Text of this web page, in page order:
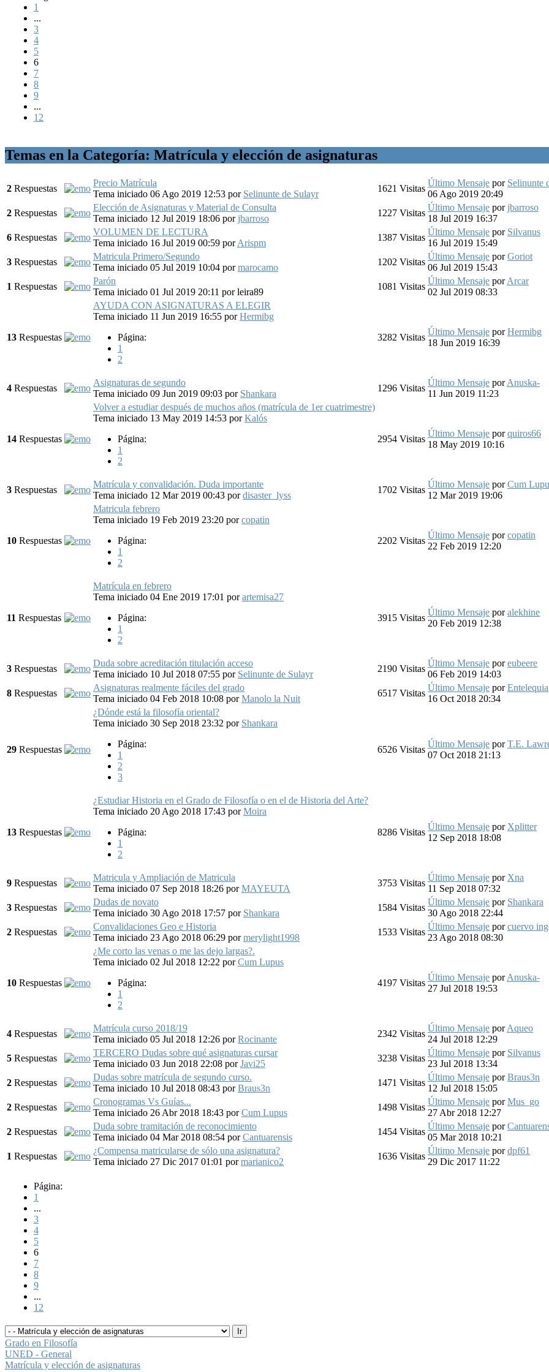
1
...
3
4
5
6
7
8
9
...
12
Temas en la Categoría: Matrícula y elección de asignaturas
2 Respuestas
Precio Matrícula
Tema iniciado 06 Ago 2019 12:53 por Selinunte de Sulayr
1621 Visitas
Último Mensaje por Selinunte
06 Ago 2019 20:49
2 Respuestas
Elección de Asignaturas y Material de Consulta
Tema iniciado 12 Jul 2019 18:06 porjbarroso
1227 Visitas
Último Mensaje porjbarroso
18 Jul 2019 16:37
6 Respuestas
VOLUMEN DE LECTURA
Tema iniciado 16 Jul 2019 00:59 porArispm
1387 Visitas
Último Mensaje por Silvanus
16 Jul 2019 15:49
3 Respuestas
Matricula Primero/Segundo
Tema iniciado 05 Jul 2019 10:04 pormarocamo
1202 Visitas
Último Mensaje porGoriot
06 Jul 2019 15:43
1 Respuestas
Parón
Tema iniciado 01 Jul 2019 20:11 porleira89
1081 Visitas
Último Mensaje porArcar
02 Jul 2019 08:33
13 Respuestas
AYUDA CON ASIGNATURAS A ELEGIR
Tema iniciado 11 Jun 2019 16:55 porHermibg
Página:
1
2
3282 Visitas
Último Mensaje porHermibg
18 Jun 2019 16:39
4 Respuestas
Asignaturas de segundo
Tema iniciado 09 Jun 2019 09:03 por Shankara
1296 Visitas
Último Mensaje porAnuska-
11 Jun 2019 11:23
14 Respuestas
Volver a estudiar después de muchos años (matrícula de 1er cuatrimestre)
Tema iniciado 13 May 2019 14:53 porKalós
Página:
1
2
2954 Visitas
Último Mensaje porquiros66
18 May 2019 10:16
3 Respuestas
Matrícula y convalidación. Duda importante
Tema iniciado 12 Mar 2019 00:43 pordisaster_lyss
1702 Visitas
Último Mensaje porCum
12 Mar 2019 19:06
10 Respuestas
Matricula febrero
Tema iniciado 19 Feb 2019 23:20 porcopatin
Página:
1
2
2202 Visitas
Último Mensaje porcopatin
22 Feb 2019 12:20
11 Respuestas
Matrícula en febrero
Tema iniciado 04 Ene 2019 17:01 porartemisa27
Página:
1
2
3915 Visitas
Último Mensaje poralekhine
20 Feb 2019 12:38
3 Respuestas
Duda sobre acreditación titulación acceso
Tema iniciado 10 Jul 2018 07:55 por Selinunte de Sulayr
2190 Visitas
Último Mensaje poreubeere
06 Feb 2019 14:03
8 Respuestas
Asignaturas realmente fáciles del grado
Tema iniciado 04 Feb 2018 10:08 porManolo la Nuit
6517 Visitas
Último Mensaje porEntelequia
16 Oct 2018 20:34
29 Respuestas
¿Dónde está la filosofía oriental?
Tema iniciado 30 Sep 2018 23:32 por Shankara
Página:
1
2
3
6526 Visitas
Último Mensaje porT.E.
07 Oct 2018 21:13
13 Respuestas
¿Estudiar Historia en el Grado de Filosofía o en el de Historia del Arte?
Tema iniciado 20 Ago 2018 17:43 porMoira
Página:
1
2
8286 Visitas
Último Mensaje por Xplitter
12 Sep 2018 18:08
9 Respuestas
Matricula y Ampliación de Matricula
Tema iniciado 07 Sep 2018 18:26 porMAYEUTA
3753 Visitas
Último Mensaje por Xna
11 Sep 2018 07:32
3 Respuestas
Dudas de novato
Tema iniciado 30 Ago 2018 17:57 por Shankara
1584 Visitas
Último Mensaje por Shankara
30 Ago 2018 22:44
2 Respuestas
Convalidaciones Geo e Historia
Tema iniciado 23 Ago 2018 06:29 pormerylight1998
1533 Visitas
Último Mensaje porcuervo
23 Ago 2018 08:30
10 Respuestas
¿Me corto las venas o me las dejo largas?.
Tema iniciado 02 Jul 2018 12:22 porCum Lupus
Página:
1
2
4197 Visitas
Último Mensaje porAnuska-
27 Jul 2018 19:53
4 Respuestas
Matrícula curso 2018/19
Tema iniciado 05 Jul 2018 12:26 porRocinante
2342 Visitas
Último Mensaje porAqueo
24 Jul 2018 12:29
5 Respuestas
TERCERO Dudas sobre qué asignaturas cursar
Tema iniciado 03 Jun 2018 22:08 porJavi25
3238 Visitas
Último Mensaje por Silvanus
23 Jul 2018 13:34
2 Respuestas
Dudas sobre matrícula de segundo curso.
Tema iniciado 10 Jul 2018 08:43 porBraus3n
1471 Visitas
Último Mensaje porBraus3n
12 Jul 2018 15:05
2 Respuestas
Cronogramas Vs Guías...
Tema iniciado 26 Abr 2018 18:43 porCum Lupus
1498 Visitas
Último Mensaje porMus_go
27 Abr 2018 12:27
2 Respuestas
Duda sobre tramitación de reconocimiento
Tema iniciado 04 Mar 2018 08:54 porCantuarensis
1454 Visitas
Último Mensaje por
05 Mar 2018 10:21
1 Respuestas
¿Compensa matricularse de sólo una asignatura?
Tema iniciado 27 Dic 2017 01:01 pormarianico2
1636 Visitas
Último Mensaje pordpf61
29 Dic 2017 11:22
Página:
1
...
3
4
5
6
7
8
9
...
12
Grado en Filosofía
UNED - General
Matrícula y elección de asignaturas